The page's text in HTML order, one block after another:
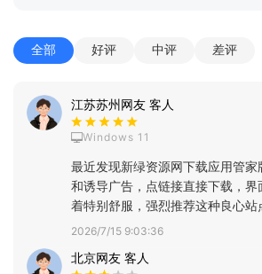
全部 好评 中评 差评
江苏苏州网友 客人
Windows 11
最近发现新绿资源网下载应用管
和诱导广告，点链接直接下载，界
着特别舒服，强烈推荐这种良心站
2026/7/15 9:03:36
北京网友 客人